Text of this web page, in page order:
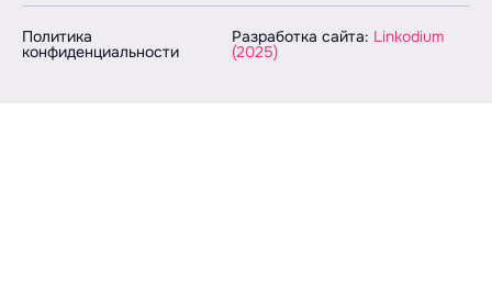
Политика
конфиденциальности
Разработка сайта: Linkodium
(2025)